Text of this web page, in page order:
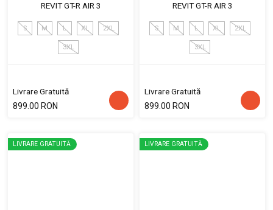
REVIT GT-R AIR 3
S M L XL 2XL
3XL
Livrare Gratuită
899.00 RON
REVIT GT-R AIR 3
S M L XL 2XL
3XL
Livrare Gratuită
899.00 RON
LIVRARE GRATUITĂ LIVRARE GRATUITĂ